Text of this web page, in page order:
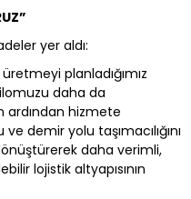
yer aldı:
planladığımız
daha da
ardından hizmete
demir yolu taşımacılığını
daha verimli,
lojistik altyapısının